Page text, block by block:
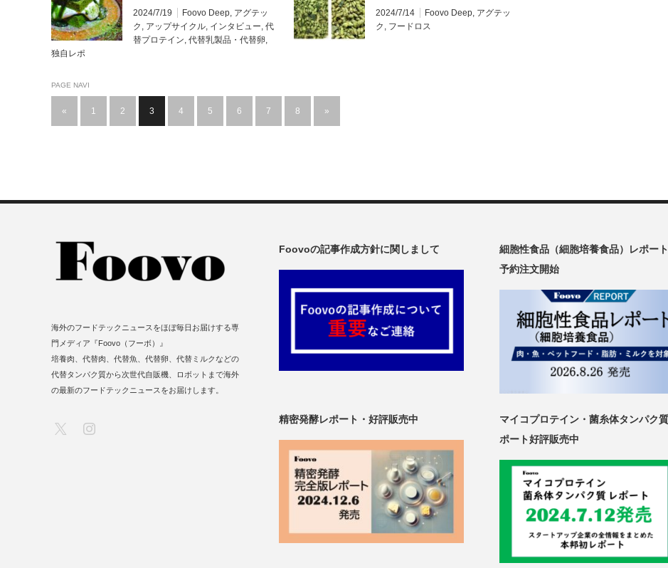
Co.、ルビスコで生物多様性を
強化【創業者インタビュー】
2024/7/19 Foovo Deep, アグテッ
ク , アップサイクル, インタビュー, 代
替プロテイン, 代替乳製品・代替卵,
独自レポ
に向けて物流業者AgroIdeasと
提携
2024/7/14 Foovo Deep, アグテッ
ク , フードロス
PAGE NAVI
« 1 2 3 4 5 6 7 8 »
Foovoの記事作成方針に関しまして
細胞性食品（細胞培養食品）レポート
予約注文開始
精密発酵レポート・好評販売中
マイコプロテイン・菌糸体タンパク
ポート好評販売中
海外のフードテックニュースをほぼ毎日お届けする専
門メディア『Foovo（フーボ）』
培養肉、代替肉、代替魚、代替卵、代替ミルクなどの
代替タンパク質から次世代自販機、ロボットまで海外
の最新のフードテックニュースをお届けします。